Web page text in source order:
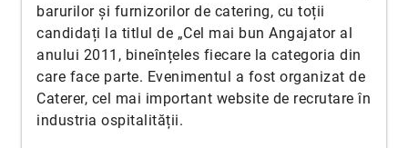
barurilor și furnizorilor de catering, cu toții
candidați la titlul de „Cel mai bun Angajator al
anului 2011, bineînțeles fiecare la categoria din
care face parte. Evenimentul a fost organizat de
Caterer, cel mai important website de recrutare în
industria ospitalității.